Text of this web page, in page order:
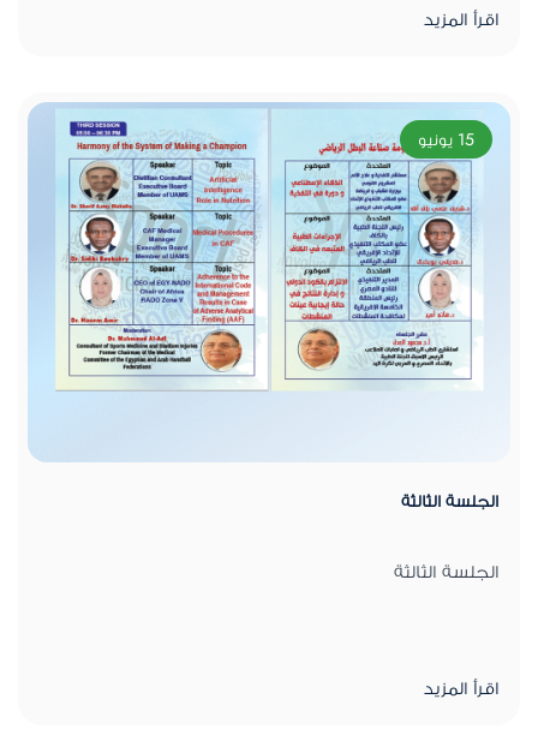
اقرأ المزيد
15 يونيو
الجلسة الثالثة
الجلسة الثالثة
اقرأ المزيد